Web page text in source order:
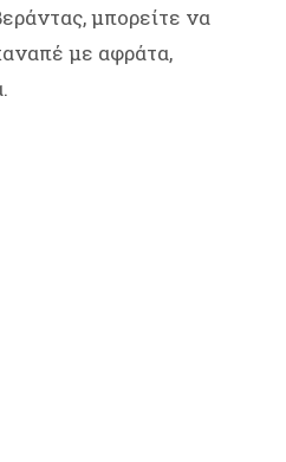
μπορείτε να
με αφράτα,